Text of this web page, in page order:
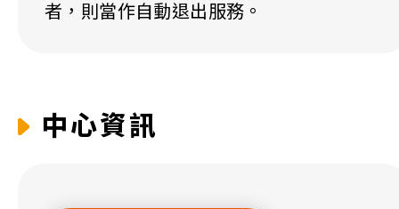
者，則當作自動退出服務。
中心資訊